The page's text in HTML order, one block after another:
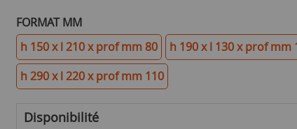
FORMAT MM
h 150 x l 210 x prof mm 80
h 190 x l 130 x prof mm
h 290 x l 220 x prof mm 110
Disponibilité